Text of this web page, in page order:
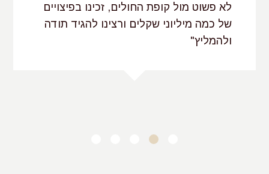
לא פשוט מול קופת החולים, זכינו בפיצויים
של כמה מיליוני שקלים ורצינו להגיד תודה
ולהמליץ"